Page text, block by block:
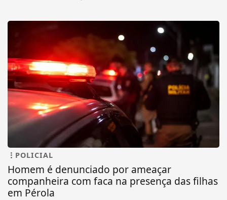
POLICIAL
Homem é denunciado por ameaçar
companheira com faca na presença das filhas
em Pérola